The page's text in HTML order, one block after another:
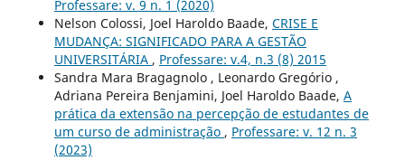
Professare: v. 9 n. 1 (2020)
Nelson Colossi, Joel Haroldo Baade, CRISE E
MUDANÇA: SIGNIFICADO PARA A GESTÃO
UNIVERSITÁRIA , Professare: v.4, n.3 (8) 2015
Sandra Mara Bragagnolo , Leonardo Gregório ,
Adriana Pereira Benjamini, Joel Haroldo Baade, A
prática da extensão na percepção de estudantes de
um curso de administração , Professare: v. 12 n. 3
(2023)